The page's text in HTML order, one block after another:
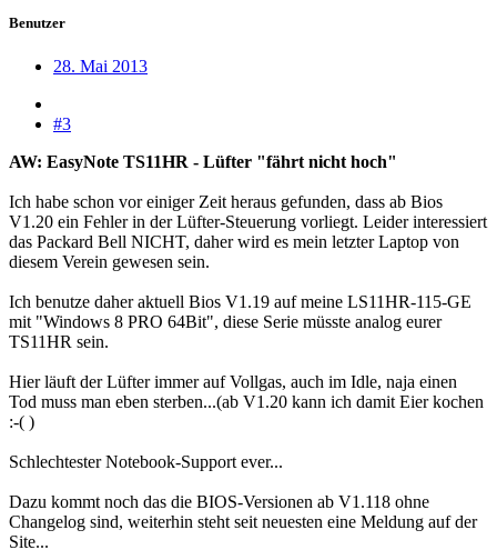
Benutzer
28. Mai 2013
#3
AW: EasyNote TS11HR - Lüfter "fährt nicht hoch"
Ich habe schon vor einiger Zeit heraus gefunden, dass ab Bios
V1.20 ein Fehler in der Lüfter-Steuerung vorliegt. Leider interessiert
das Packard Bell NICHT, daher wird es mein letzter Laptop von
diesem Verein gewesen sein.
Ich benutze daher aktuell Bios V1.19 auf meine LS11HR-115-GE
mit "Windows 8 PRO 64Bit", diese Serie müsste analog eurer
TS11HR sein.
Hier läuft der Lüfter immer auf Vollgas, auch im Idle, naja einen
Tod muss man eben sterben...(ab V1.20 kann ich damit Eier kochen
:-( )
Schlechtester Notebook-Support ever...
Dazu kommt noch das die BIOS-Versionen ab V1.118 ohne
Changelog sind, weiterhin steht seit neuesten eine Meldung auf der
Site...